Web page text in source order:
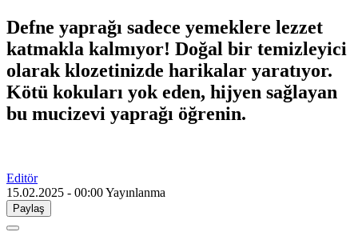
Defne yaprağı sadece yemeklere lezzet
katmakla kalmıyor! Doğal bir temizleyici
olarak klozetinizde harikalar yaratıyor.
Kötü kokuları yok eden, hijyen sağlayan
bu mucizevi yaprağı öğrenin.
Editör
15.02.2025 - 00:00Yayınlanma
Paylaş